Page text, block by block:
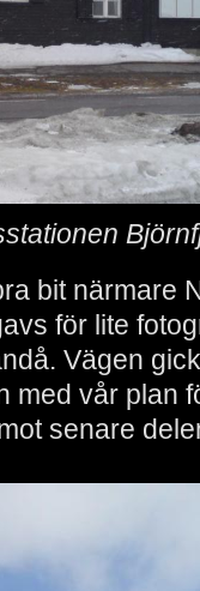
bit närmare
för lite
Vägen
med vår plan
senare